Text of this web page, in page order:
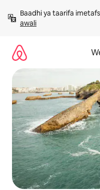
kwenda
kwenye
Baadhi ya taarifa
awali